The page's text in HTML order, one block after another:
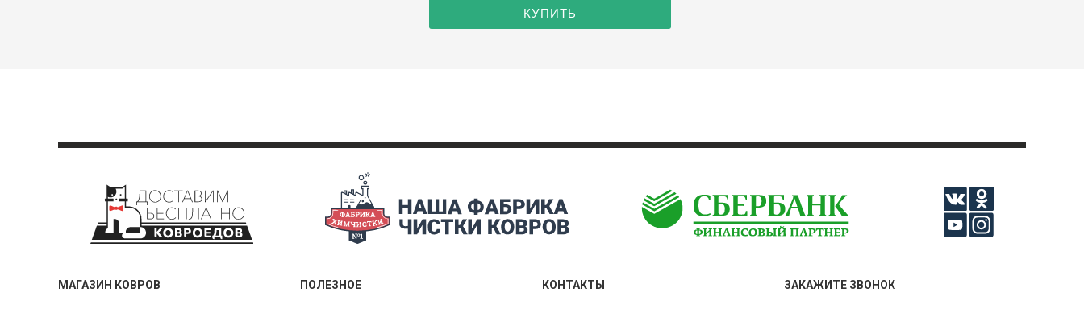
МАГАЗИН КОВРОВ ПОЛЕЗНОЕ КОНТАКТЫ ЗАКАЖИТЕ ЗВОНОК